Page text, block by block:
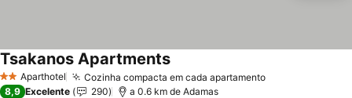
2 EstrelasAparthotel Cozinha compacta em cada apartamento
Tsakanos Apartments
8,9 Excelente 290 a 0.6 km de Adamas